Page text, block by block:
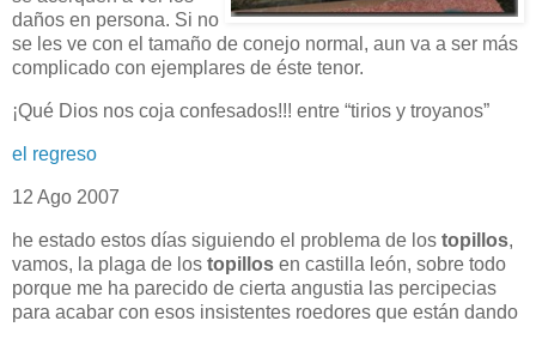
daños en persona. Si no
se les ve con el tamaño de conejo normal, aun va a ser más
complicado con ejemplares de éste tenor.
¡Qué Dios nos coja confesados!!! entre “tirios y troyanos”
el regreso
12 Ago 2007
he estado estos días siguiendo el problema de los topillos,
vamos, la plaga de los topillos en castilla león, sobre todo
porque me ha parecido de cierta angustia las percipecias
para acabar con esos insistentes roedores que están dando